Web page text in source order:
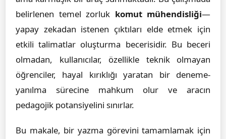
belirlenen temel zorluk komut mühendisliği—
yapay zekadan istenen çıktıları elde etmek için
etkili talimatlar oluşturma becerisidir. Bu beceri
olmadan, kullanıcılar, özellikle teknik olmayan
öğrenciler, hayal kırıklığı yaratan bir deneme-
yanılma sürecine mahkum olur ve aracın
pedagojik potansiyelini sınırlar.
Bu makale, bir yazma görevini tamamlamak için